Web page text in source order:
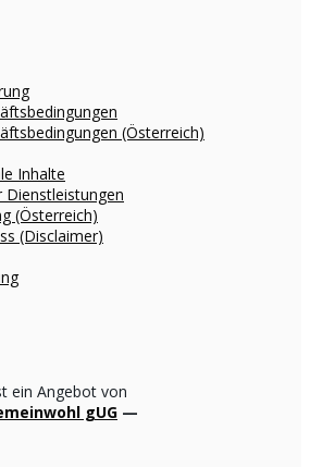
(Österreich)
Inhalte
(Österreich)
(Disclaimer)
ein Angebot von
gUG —